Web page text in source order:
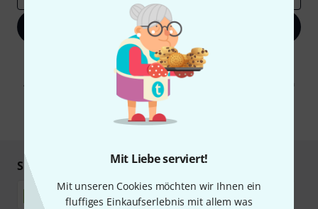
Mit Liebe serviert!
Mit unseren Cookies möchten wir Ihnen ein
fluffiges Einkaufserlebnis mit allem was
Jetzt anmelden
Mit Klick auf „Jetzt anmelden“ stimmen Sie dem Erhalt von E-Mail-
Werbung und einer Messung des E-Mail-Nutzungsverhaltens zu. Die
Abmeldung ist jederzeit möglich. Weitere Informationen finden Sie in
unseren
Datenschutzhinweisen
* Pflichtfeld
Sicher einkaufen & bezahlen